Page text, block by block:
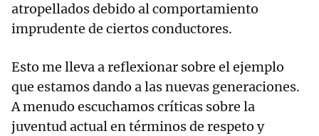
atropellados debido al comportamiento
imprudente de ciertos conductores.
Esto me lleva a reflexionar sobre el ejemplo
que estamos dando a las nuevas generaciones.
A menudo escuchamos críticas sobre la
juventud actual en términos de respeto y